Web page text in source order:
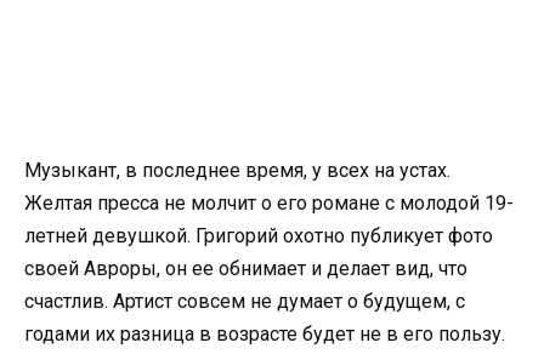
Музыкант, в последнее время, у всех на устах.
Желтая пресса не молчит о его романе с молодой 19-
летней девушкой. Григорий охотно публикует фото
своей Авроры, он ее обнимает и делает вид, что
счастлив. Артист совсем не думает о будущем, с
годами их разница в возрасте будет не в его пользу.